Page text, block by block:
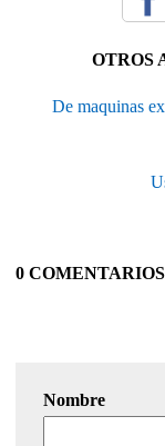
OTROS
De maquinas
0 COMENTARIOS
Nombre